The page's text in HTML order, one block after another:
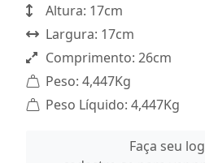
Altura: 17cm
Largura: 17cm
Comprimento: 26cm
Peso: 4,447Kg
Peso Líquido: 4,447Kg
Faça seu